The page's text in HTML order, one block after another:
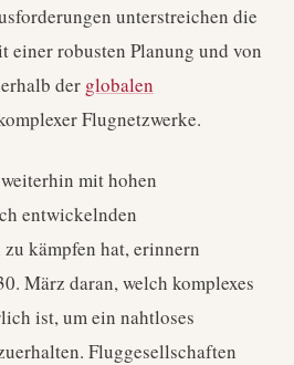
unterstreichen die
robusten Planung und von
der globalen
Flugnetzwerke.
mit hohen
entwickelnden
kämpfen hat, erinnern
März daran, welch komplexes
ist, um ein nahtloses
Fluggesellschaften